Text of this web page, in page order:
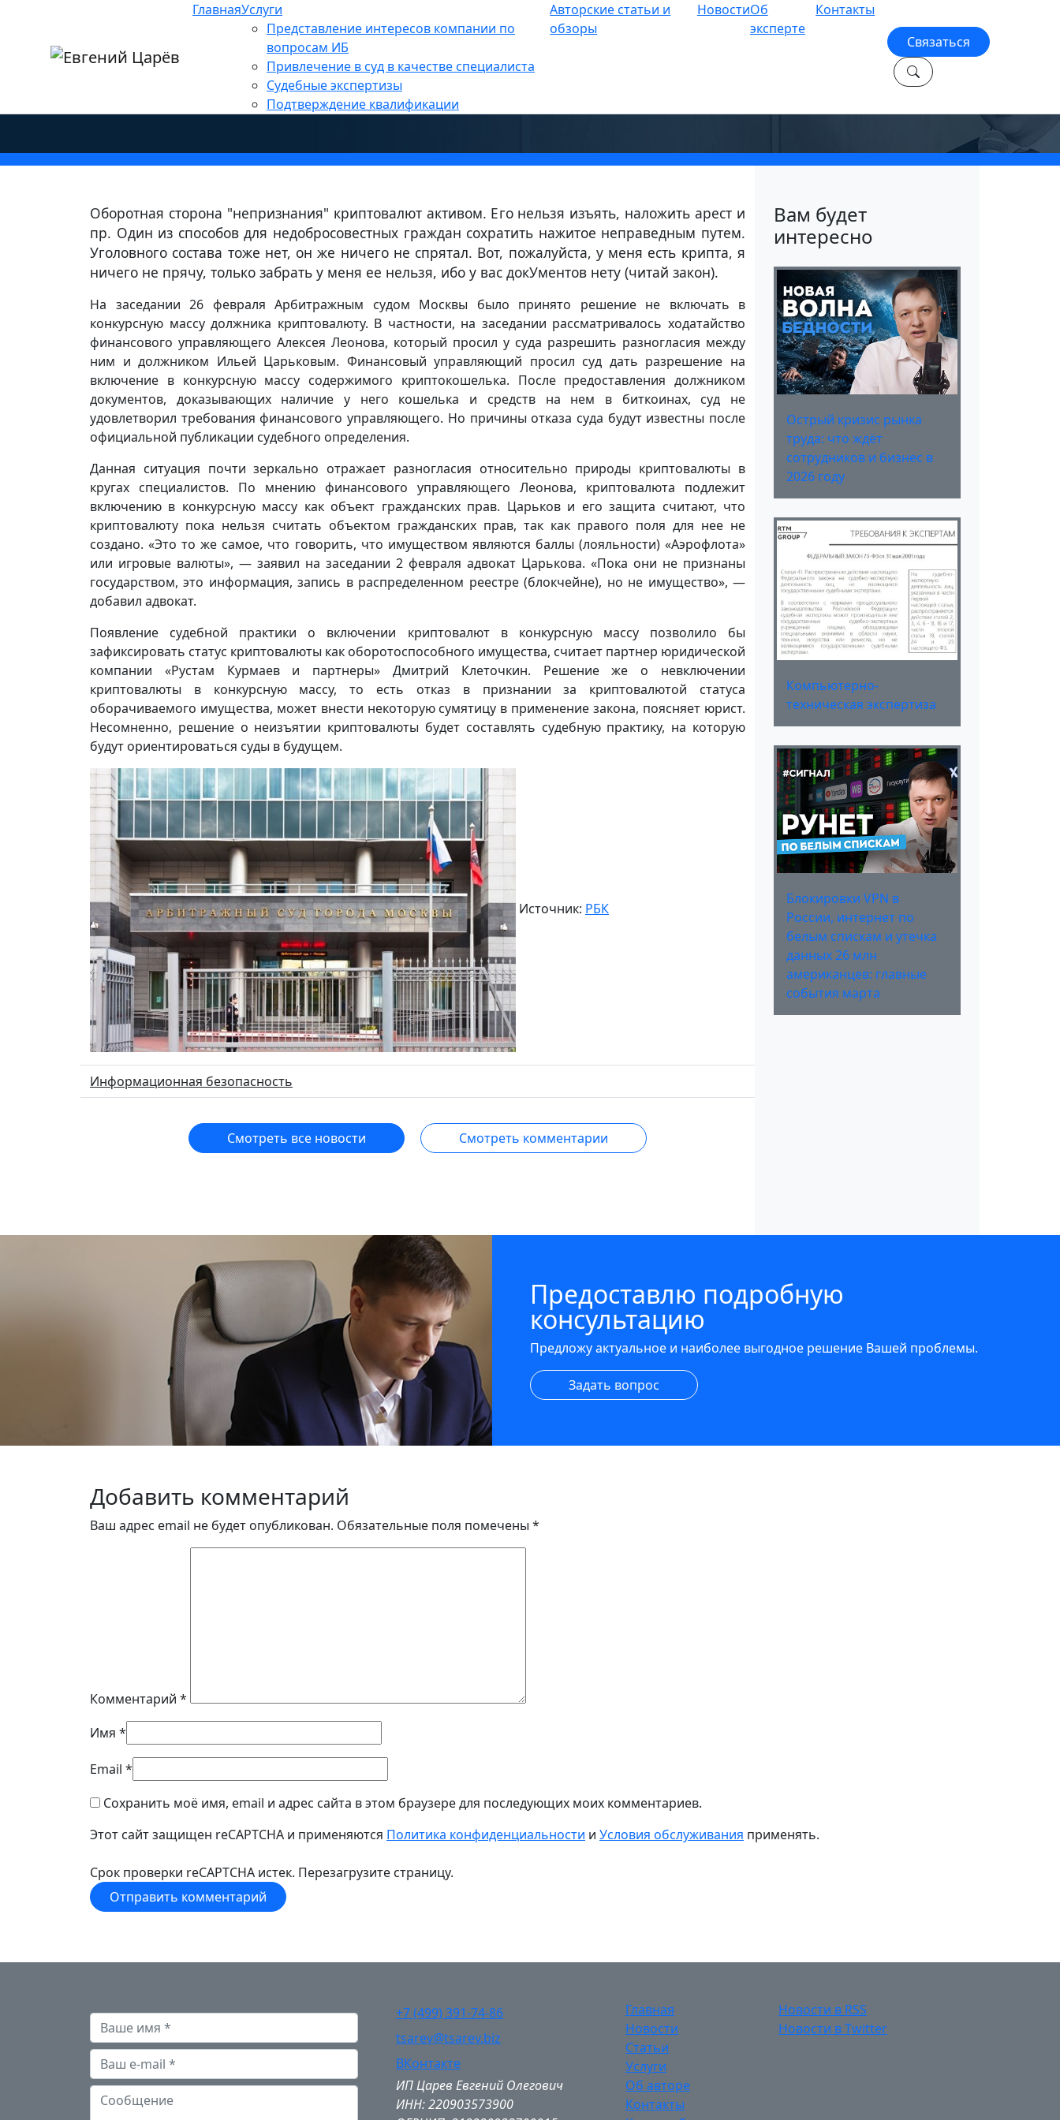
ГлавнаяУслуги
Представление интересов компании по
вопросам ИБ
Привлечение в суд в качестве специалиста
Судебные экспертизы
Подтверждение квалификации
Авторские статьи и
обзоры
НовостиОб
эксперте
Контакты
Связаться
Информационная безопасность»
С должников-банкротов не будет взыскиваться
криптвалюта
Оборотная сторона "непризнания" криптовалют активом. Его нельзя изъять, наложить арест и
пр. Один из способов для недобросовестных граждан сохратить нажитое неправедным путем.
Уголовного состава тоже нет, он же ничего не спрятал. Вот, пожалуйста, у меня есть крипта, я
ничего не прячу, только забрать у меня ее нельзя, ибо у вас докУментов нету (читай закон).
На заседании 26 февраля Арбитражным судом Москвы было принято решение не включать в
конкурсную массу должника криптовалюту. В частности, на заседании рассматривалось ходатайство
финансового управляющего Алексея Леонова, который просил у суда разрешить разногласия между
ним и должником Ильей Царьковым. Финансовый управляющий просил суд дать разрешение на
включение в конкурсную массу содержимого криптокошелька. После предоставления должником
документов, доказывающих наличие у него кошелька и средств на нем в биткоинах, суд не
удовлетворил требования финансового управляющего. Но причины отказа суда будут известны после
официальной публикации судебного определения.
Данная ситуация почти зеркально отражает разногласия относительно природы криптовалюты в
кругах специалистов. По мнению финансового управляющего Леонова, криптовалюта подлежит
включению в конкурсную массу как объект гражданских прав. Царьков и его защита считают, что
криптовалюту пока нельзя считать объектом гражданских прав, так как правого поля для нее не
создано. «Это то же самое, что говорить, что имуществом являются баллы (лояльности) «Аэрофлота»
или игровые валюты», — заявил на заседании 2 февраля адвокат Царькова. «Пока они не признаны
государством, это информация, запись в распределенном реестре (блокчейне), но не имущество», —
добавил адвокат.
Появление судебной практики о включении криптовалют в конкурсную массу позволило бы
зафиксировать статус криптовалюты как оборотоспособного имущества, считает партнер юридической
компании «Рустам Курмаев и партнеры» Дмитрий Клеточкин. Решение же о невключении
криптовалюты в конкурсную массу, то есть отказ в признании за криптовалютой статуса
оборачиваемого имущества, может внести некоторую сумятицу в применение закона, поясняет юрист.
Несомненно, решение о неизъятии криптовалюты будет составлять судебную практику, на которую
будут ориентироваться суды в будущем.
Источник: РБК
Информационная безопасность
Смотреть все новости Смотреть комментарии
Вам будет
интересно
Острый кризис рынка
труда: что ждёт
сотрудников и бизнес в
2026 году
Компьютерно-
техническая экспертиза
Блокировки VPN в
России, интернет по
белым спискам и утечка
данных 26 млн
американцев: главные
события марта
Предоставлю подробную
консультацию
Предложу актуальное и наиболее выгодное решение Вашей проблемы.
Задать вопрос
Добавить комментарий
Ваш адрес email не будет опубликован. Обязательные поля помечены *
Комментарий *
Имя *
Email *
Сохранить моё имя, email и адрес сайта в этом браузере для последующих моих комментариев.
Этот сайт защищен reCAPTCHA и применяются Политика конфиденциальности и Условия обслуживания применять.
Срок проверки reCAPTCHA истек. Перезагрузите страницу.
+7 (499) 391-74-86
tsarev@tsarev.biz
ВКонтакте
ИП Царев Евгений Олегович
ИНН: 220903573900
Главная
Новости
Статьи
Услуги
Об авторе
Контакты
Новости в RSS
Новости в Twitter